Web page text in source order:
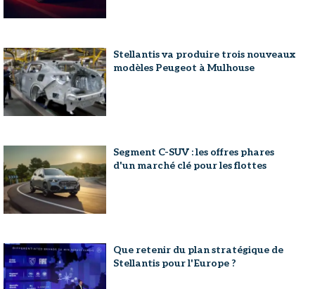
Stellantis va produire trois nouveaux
modèles Peugeot à Mulhouse
Segment C-SUV : les offres phares
d'un marché clé pour les flottes
Que retenir du plan stratégique de
Stellantis pour l'Europe ?